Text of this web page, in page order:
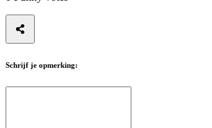
Schrijf je opmerking: